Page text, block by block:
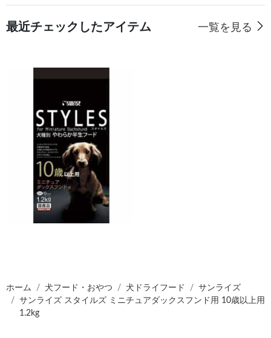
最近チェックしたアイテム 一覧を見る
ホーム 犬フード・おやつ 犬ドライフード
サンライズ
サンライズ スタイルズ ミニチュアダックスフンド用 10歳以上用
1.2kg